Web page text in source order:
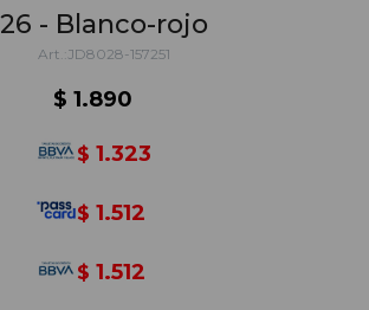
26 - Blanco-rojo
JD8028-157251
$ 1.890
$ 1.323
$ 1.512
$ 1.512